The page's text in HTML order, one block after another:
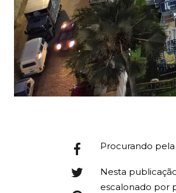
Procurando
Nesta
escalonado por